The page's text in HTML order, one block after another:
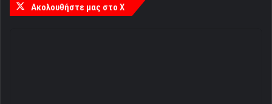
Ακολουθήστε μας στο X